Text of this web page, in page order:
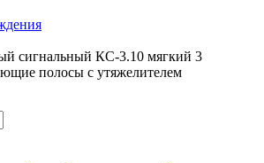
сигнальный КС-3.10 мягкий 3
полосы с утяжелителем